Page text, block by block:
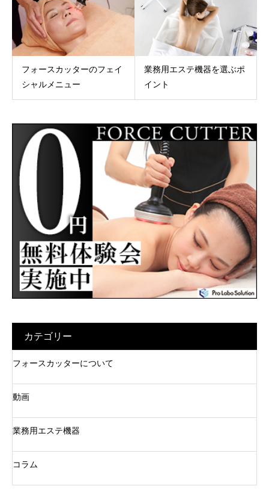
フォースカッターのフェイ
シャルメニュー
業務用エステ機器を選ぶポ
イント
カテゴリー
フォースカッターについて
動画
業務用エステ機器
コラム